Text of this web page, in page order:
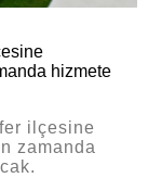
hizmete
ilçesine
zamanda